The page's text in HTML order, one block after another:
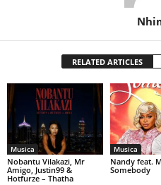
RELATED ARTICLES
Musica
Nobantu Vilakazi, Mr
Amigo, Justin99 &
Hotfurze – Thatha
Musica
Nandy feat.
Somebody